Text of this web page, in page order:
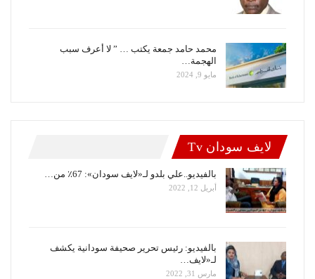
محمد حامد جمعة يكتب … ” لا أعرف سبب
الهجمة…
مايو 9, 2024
لايف سودان Tv
بالفيديو..علي بلدو لـ«لايف سودان»: 67٪ من…
أبريل 12, 2022
بالفيديو: رئيس تحرير صحيفة سودانية يكشف
لـ«لايف…
مارس 31, 2022